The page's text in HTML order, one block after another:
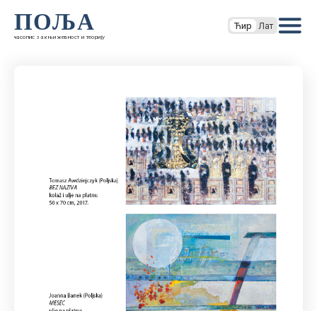
ПОЉА
часопис за књижевност и теорију
Ћир Лат